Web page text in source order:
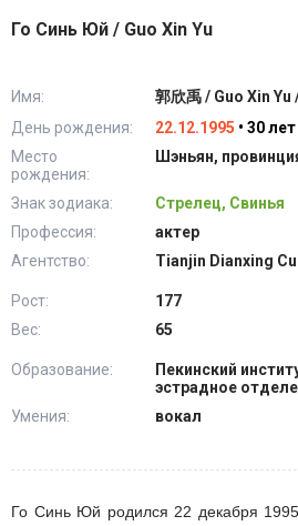
Го Синь Юй / Guo Xin Yu
Имя:
郭欣禹 / Guo Xin
День рождения:
22.12.1995 • 30 лет
Место
рождения:
Шэньян,
Знак зодиака:
Стрелец, Свинья
Профессия:
актер
Агентство:
Tianjin Dianxing
Рост:
177
Вес:
65
Образование:
Пекинский
эстрадное
Умения:
вокал
Го Синь Юй родился 22 декабря 1995